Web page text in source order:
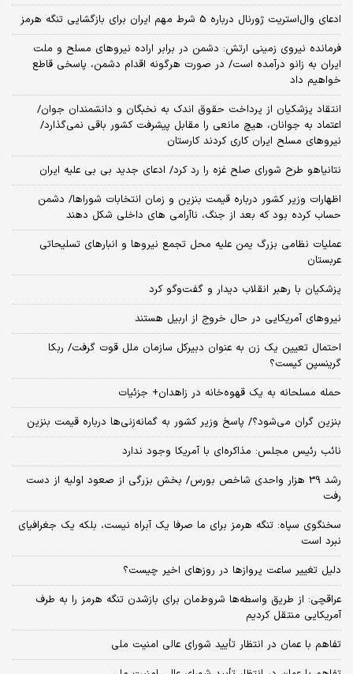
ادعای وال‌استریت ژورنال درباره 5 شرط مهم ایران برای بازگشایی تنگه هرمز
فرمانده نیروی زمینی ارتش: دشمن در برابر اراده نیروهای مسلح و ملت
ایران به زانو درآمده است/ در صورت هرگونه اقدام دشمن، پاسخی قاطع
خواهیم داد
انتقاد پزشکیان از پرداخت حقوق اندک به نخبگان و دانشمندان جوان/
اعتماد به جوانان، هیچ مانعی را مقابل پیشرفت کشور باقی نمی‌گذارد/
نیروهای مسلح ایران کاری کردند کارستان
نتانیاهو طرح شورای صلح غزه را رد کرد/ ادعای جدید بی بی علیه ایران
اظهارات وزیر کشور درباره قیمت بنزین و زمان انتخابات شوراها/ دشمن
حساب کرده بود که بعد از جنگ، ناآرامی‌ های داخلی شکل دهند
عملیات نظامی بزرگ یمن علیه محل تجمع نیروها و انبارهای تسلیحاتی
عربستان
پزشکیان با رهبر انقلاب دیدار و گفت‌وگو کرد
نیروهای آمریکایی در حال خروج از اربیل هستند
احتمال تعیین یک زن به عنوان دبیرکل سازمان ملل قوت گرفت/ ربکا
گرینسپن کیست؟
حمله مسلحانه به یک قهوه‌خانه در زاهدان+ جزئیات
بنزین گران می‌شود؟/ پاسخ وزیر کشور به گمانه‌زنی‌ها درباره قیمت بنزین
نائب رئیس مجلس: مذاکره‌ای با آمریکا وجود ندارد
رشد 39 هزار واحدی شاخص بورس/ بخش بزرگی از صعود اولیه از دست
رفت
سخنگوی سپاه: تنگه هرمز برای ما صرفا یک آبراه نیست، بلکه یک جغرافیای
نبرد است
دلیل تغییر ساعت پروازها در روزهای اخیر چیست؟
عراقچی: از طریق واسطه‌ها شروط‌مان برای بازشدن تنگه هرمز را به طرف
آمریکایی منتقل کردیم
تفاهم با عمان در انتظار تأیید شورای عالی امنیت ملی